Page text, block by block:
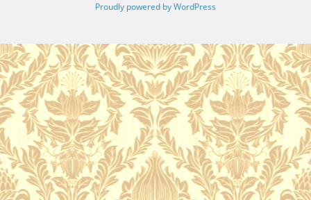
Proudly powered by WordPress